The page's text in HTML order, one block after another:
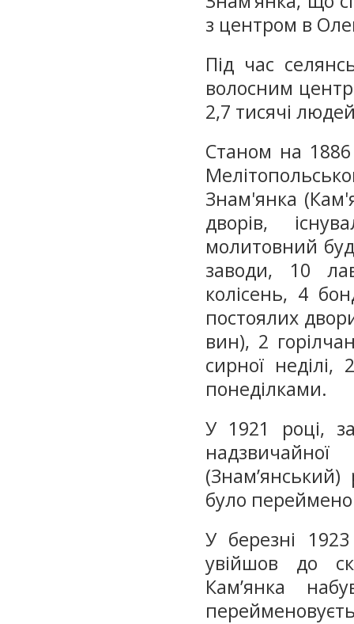
з центром в
Під час
волосним
2,7 тисячі
Станом на 1886
Знам'янка
дворів,
молитовний
заводи, 10
колісень, 4
постоялих
вин), 2
сирної
понеділками.
У 1921 році,
було
У березні
увійшов до
Кам’янка